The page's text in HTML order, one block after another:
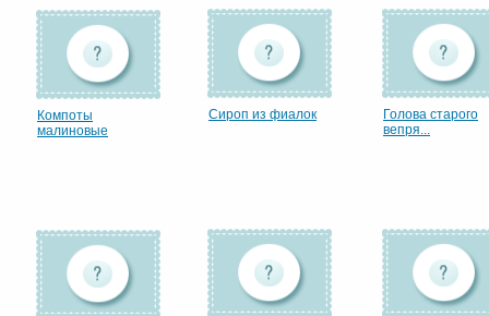
Компоты
малиновые
Сироп из фиалок
Голова старого
вепря...